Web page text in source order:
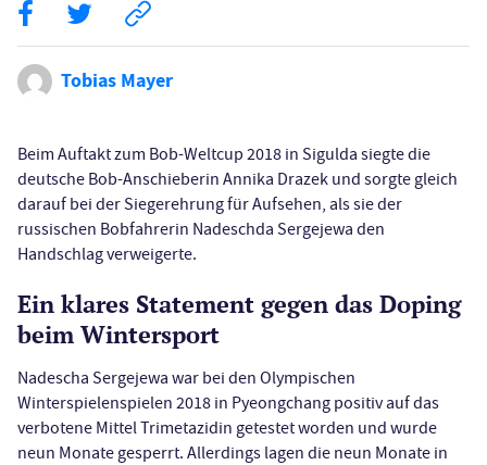
Tobias Mayer
Beim Auftakt zum Bob-Weltcup 2018 in Sigulda siegte die
deutsche Bob-Anschieberin Annika Drazek und sorgte gleich
darauf bei der Siegerehrung für Aufsehen, als sie der
russischen Bobfahrerin Nadeschda Sergejewa den
Handschlag verweigerte.
Ein klares Statement gegen das Doping
beim Wintersport
Nadescha Sergejewa war bei den Olympischen
Winterspielenspielen 2018 in Pyeongchang positiv auf das
verbotene Mittel Trimetazidin getestet worden und wurde
neun Monate gesperrt. Allerdings lagen die neun Monate in